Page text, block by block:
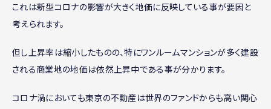
これは新型コロナの影響が大きく地価に反映している事が要因と
考えられます。
但し上昇率は縮小したものの、特にワンルームマンションが多く建設
される商業地の地価は依然上昇中である事が分かります。
コロナ渦においても東京の不動産は世界のファンドからも高い関心